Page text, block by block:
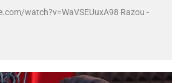
watch?v=WaVSEUuxA98 Razou -